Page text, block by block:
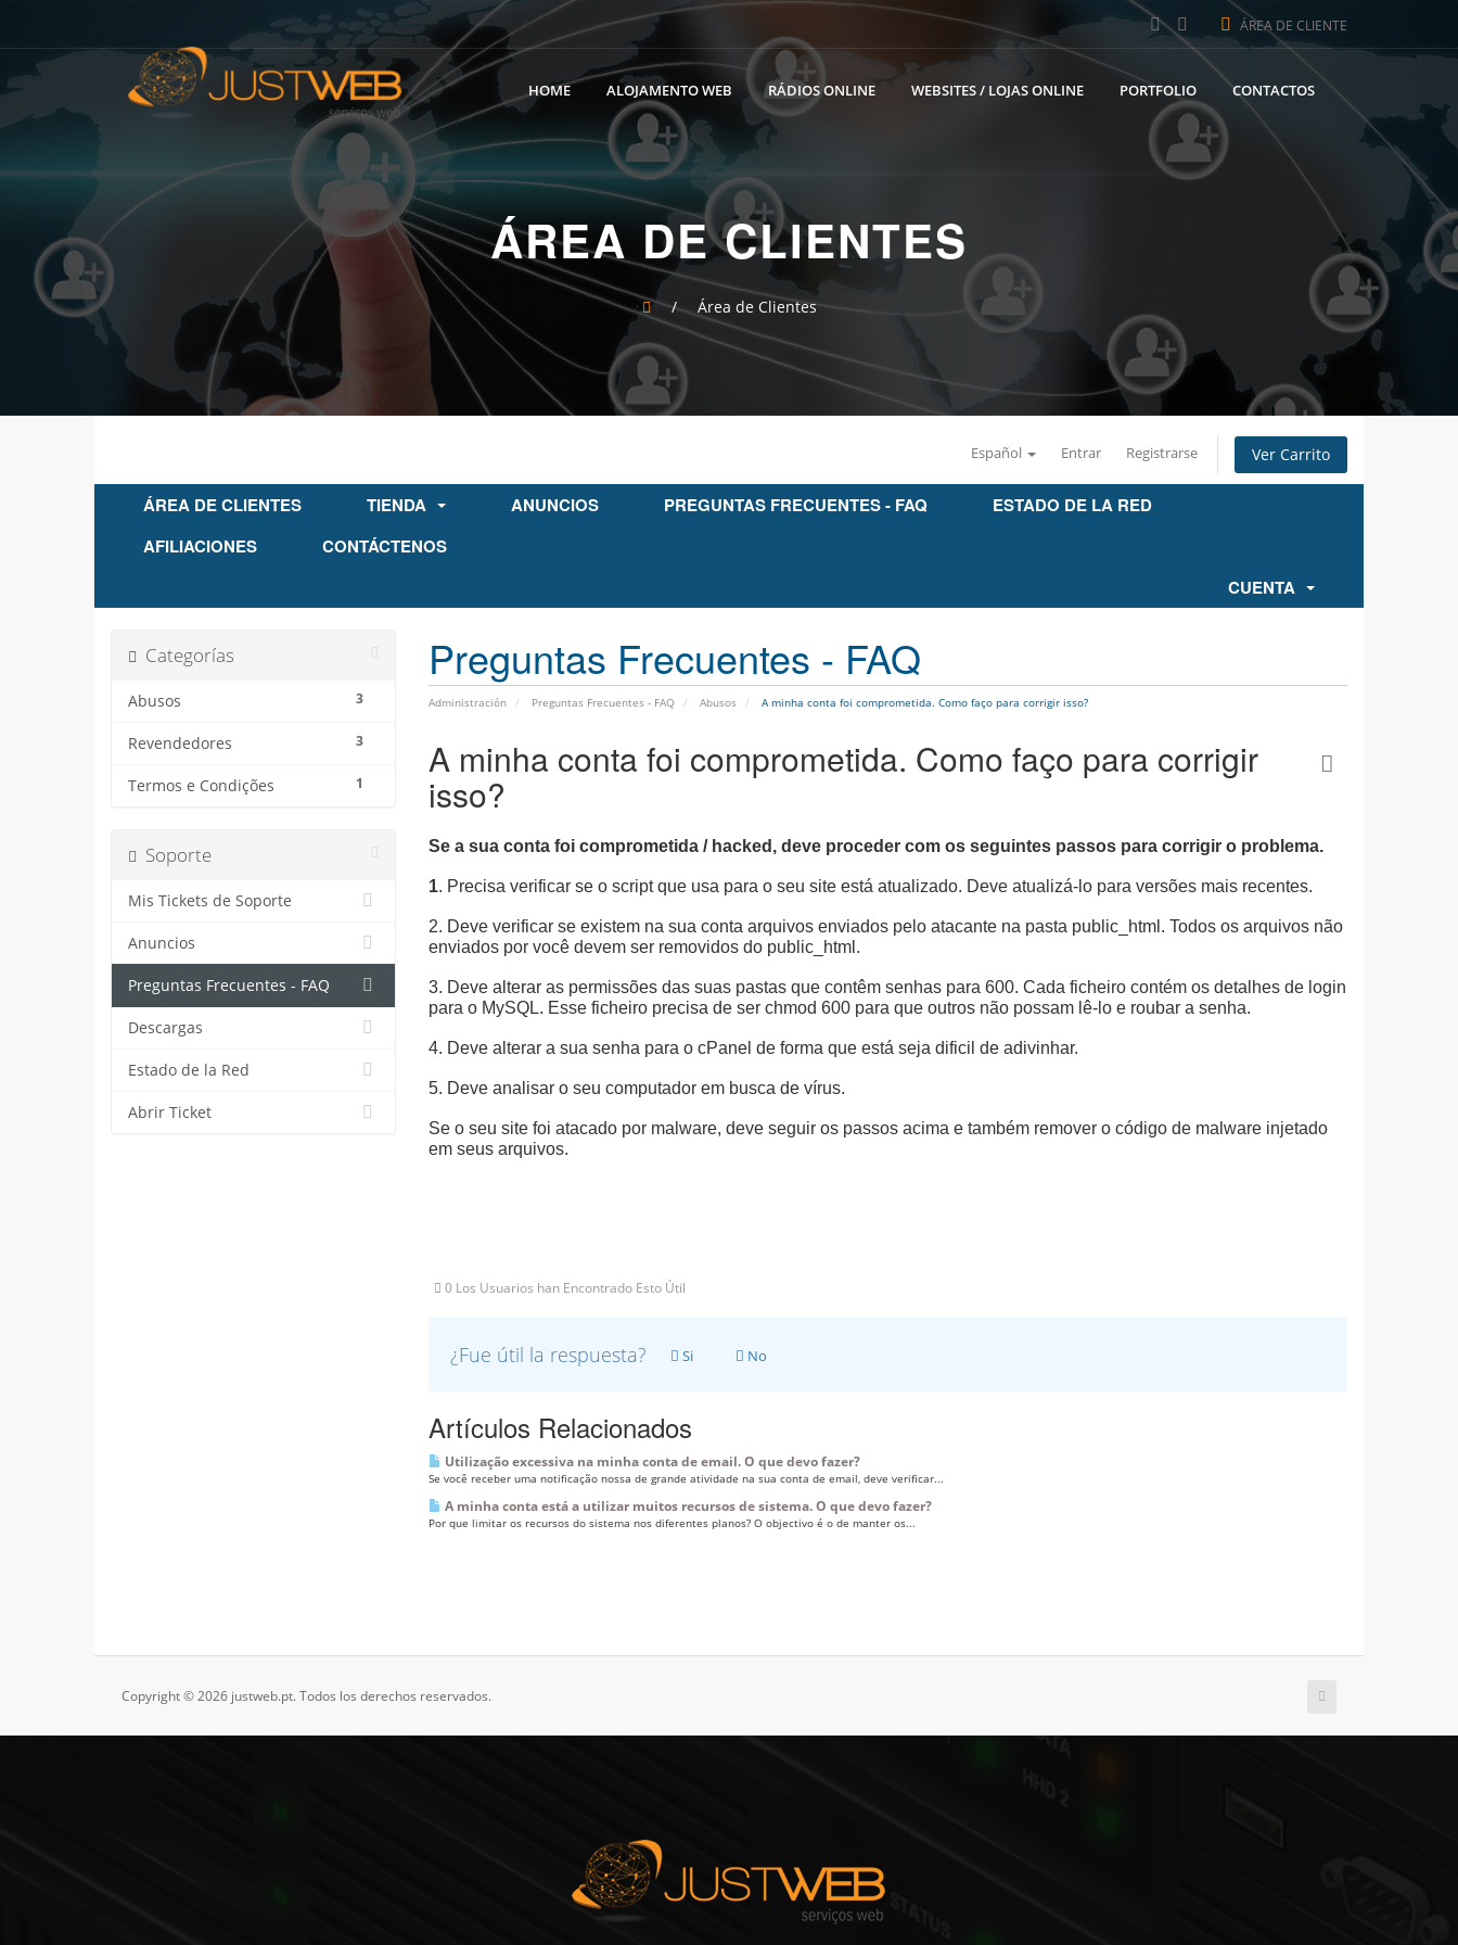
ÁREA DE CLIENTE
HOME ALOJAMENTO WEB RÁDIOS ONLINE WEBSITES / LOJAS ONLINE PORTFOLIO CONTACTOS
ÁREA DE CLIENTES
/ Área de Clientes
Español Entrar Registrarse Ver Carrito
ÁREA DE CLIENTES TIENDA ANUNCIOS PREGUNTAS FRECUENTES - FAQ
ESTADO DE LA RED
AFILIACIONES
CONTÁCTENOS
CUENTA
Preguntas Frecuentes - FAQ
Administración Preguntas Frecuentes - FAQ Abusos A minha conta foi comprometida. Como faço para corrigir isso?
Categorías
3
Abusos
3
Revendedores
1
Termos e Condições
A minha conta foi comprometida. Como faço para corrigir
isso?
Se a sua conta foi comprometida / hacked, deve proceder com os seguintes passos para corrigir o problema.
1. Precisa verificar se o script que usa para o seu site está atualizado. Deve atualizá-lo para versões mais recentes.
2. Deve verificar se existem na sua conta arquivos enviados pelo atacante na pasta public_html. Todos os arquivos não
enviados por você devem ser removidos do public_html.
3. Deve alterar as permissões das suas pastas que contêm senhas para 600. Cada ficheiro contém os detalhes de login
para o MySQL. Esse ficheiro precisa de ser chmod 600 para que outros não possam lê-lo e roubar a senha.
4. Deve alterar a sua senha para o cPanel de forma que está seja dificil de adivinhar.
5. Deve analisar o seu computador em busca de vírus.
Se o seu site foi atacado por malware, deve seguir os passos acima e também remover o código de malware injetado
em seus arquivos.
0 Los Usuarios han Encontrado Esto Útil
¿Fue útil la respuesta? Si No
Artículos Relacionados
Utilização excessiva na minha conta de email. O que devo fazer?
Se você receber uma notificação nossa de grande atividade na sua conta de email, deve verificar...
A minha conta está a utilizar muitos recursos de sistema. O que devo fazer?
Por que limitar os recursos do sistema nos diferentes planos? O objectivo é o de manter os...
Soporte
Mis Tickets de Soporte
Anuncios
Preguntas Frecuentes - FAQ
Descargas
Estado de la Red
Abrir Ticket
Copyright © 2026 justweb.pt. Todos los derechos reservados.